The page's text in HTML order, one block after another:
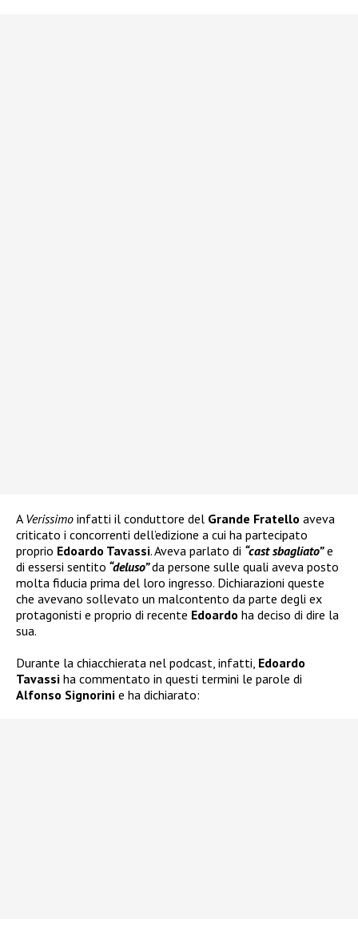
A Verissimo infatti il conduttore del Grande Fratello aveva
criticato i concorrenti dell’edizione a cui ha partecipato
proprio Edoardo Tavassi. Aveva parlato di “cast sbagliato”e
di essersi sentito “deluso”da persone sulle quali aveva posto
molta fiducia prima del loro ingresso. Dichiarazioni queste
che avevano sollevato un malcontento da parte degli ex
protagonisti e proprio di recente Edoardo ha deciso di dire la
sua.
Durante la chiacchierata nel podcast, infatti, Edoardo
Tavassi ha commentato in questi termini le parole di
Alfonso Signorini e ha dichiarato: